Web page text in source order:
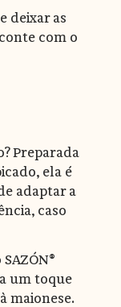
deixar as
com o
Preparada
ela é
adaptar a
caso
um toque
maionese.